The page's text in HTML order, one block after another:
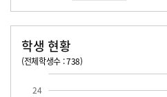
학생 현황
(전체학생수 : 738)
24